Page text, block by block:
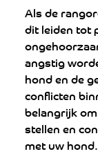
Als de
dit leiden tot
angstig
hond en de
conflicten
belangrijk
stellen en
met uw hond.